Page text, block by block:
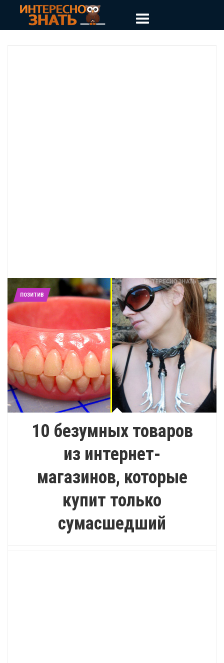
ПОЗИТИВ
10 безумных товаров
из интернет-
магазинов, которые
купит только
сумасшедший